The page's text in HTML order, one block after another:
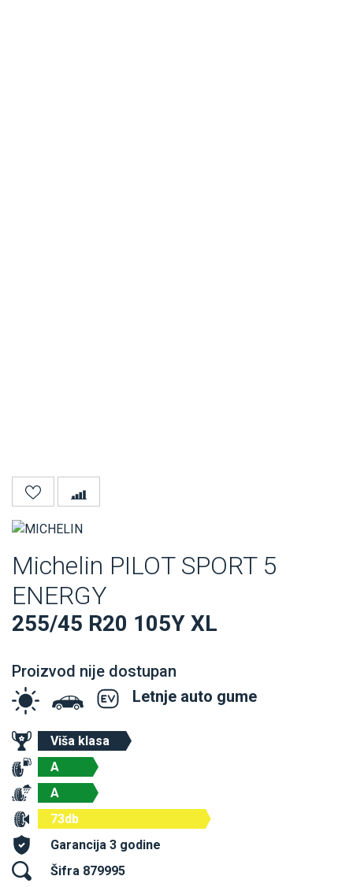
Michelin PILOT SPORT 5
ENERGY
255/45 R20 105Y XL
Proizvod nije dostupan
Letnje auto gume
Viša klasa
A
A
73db
Garancija 3 godine
Šifra 879995